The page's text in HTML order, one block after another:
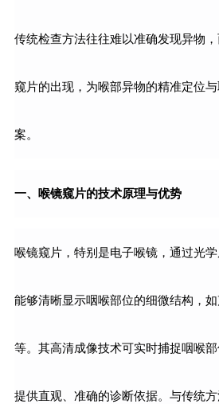
传统检查方法往往难以准确发现异物
窥片的出现，为喉部异物的精准定位
案。
一、喉镜窥片的技术原理与优势
喉镜窥片，特别是电子喉镜，通过光
能够清晰显示咽喉部位的细微结构，
等。其高清成像技术可实时捕捉咽喉
提供直观、准确的诊断依据。与传统